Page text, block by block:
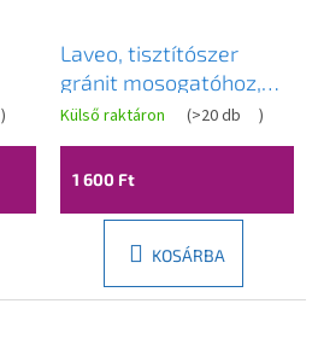
)
Laveo, tisztítószer
gránit mosogatóhoz,
250 ml, LAV-OKT_020T
Külső raktáron (>20 db )
1 600 Ft
KOSÁRBA